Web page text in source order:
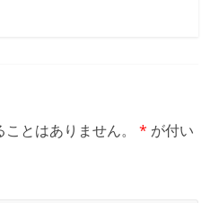
とはありません。 * が付い